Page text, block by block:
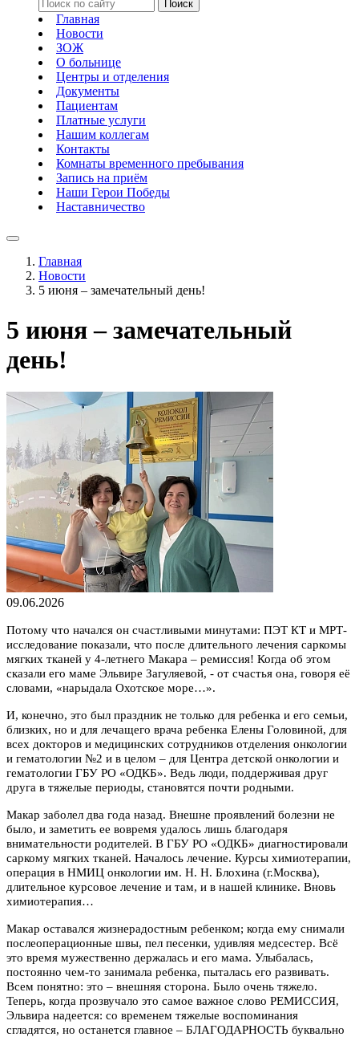
Главная
Новости
ЗОЖ
О больнице
Центры и отделения
Документы
Пациентам
Платные услуги
Нашим коллегам
Контакты
Комнаты временного пребывания
Запись на приём
Наши Герои Победы
Наставничество
Главная
Новости
5 июня – замечательный день!
5 июня – замечательный
день!
09.06.2026
Потому что начался он счастливыми минутами: ПЭТ КТ и МРТ-
исследование показали, что после длительного лечения саркомы
мягких тканей у 4-летнего Макара – ремиссия! Когда об этом
сказали его маме Эльвире Загуляевой, - от счастья она, говоря её
словами, «нарыдала Охотское море…».
И, конечно, это был праздник не только для ребенка и его семьи,
близких, но и для лечащего врача ребенка Елены Головиной, для
всех докторов и медицинских сотрудников отделения онкологии
и гематологии №2 и в целом – для Центра детской онкологии и
гематологии ГБУ РО «ОДКБ». Ведь люди, поддерживая друг
друга в тяжелые периоды, становятся почти родными.
Макар заболел два года назад. Внешне проявлений болезни не
было, и заметить ее вовремя удалось лишь благодаря
внимательности родителей. В ГБУ РО «ОДКБ» диагностировали
саркому мягких тканей. Началось лечение. Курсы химиотерапии,
операция в НМИЦ онкологии им. Н. Н. Блохина (г.Москва),
длительное курсовое лечение и там, и в нашей клинике. Вновь
химиотерапия…
Макар оставался жизнерадостным ребенком; когда ему снимали
послеоперационные швы, пел песенки, удивляя медсестер. Всё
это время мужественно держалась и его мама. Улыбалась,
постоянно чем-то занимала ребенка, пыталась его развивать.
Всем понятно: это – внешняя сторона. Было очень тяжело.
Теперь, когда прозвучало это самое важное слово РЕМИССИЯ,
Эльвира надеется: со временем тяжелые воспоминания
сгладятся, но останется главное – БЛАГОДАРНОСТЬ буквально